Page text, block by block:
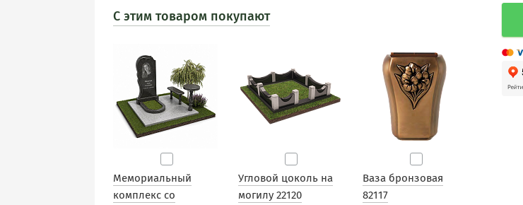
С этим товаром покупают
Мемориальный
комплекс со
Угловой цоколь на
могилу 22120
Ваза бронзовая
82117